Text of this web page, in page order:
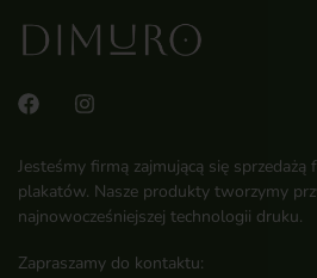
Jesteśmy firmą zajmującą się
plakatów. Nasze produkty tworzymy
najnowocześniejszej technologii druku.
Zapraszamy do kontaktu: